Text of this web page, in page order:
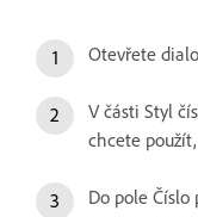
Otevřete
V části Styl
chcete
Do pole